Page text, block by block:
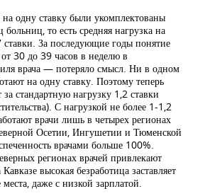
одну ставку были укомплектованы
то есть средняя нагрузка на
ставки. За последующие годы понятие
30 до 39 часов в неделю в
врача — потеряло смысл. Ни в одном
на одну ставку. Поэтому теперь
стандартную нагрузку 1,2 ставки
С нагрузкой не более 1-1,2
врачи лишь в четырех регионах
Осетии, Ингушетии и Тюменской
врачами больше 100%.
регионах врачей привлекают
высокая безработица заставляет
даже с низкой зарплатой.